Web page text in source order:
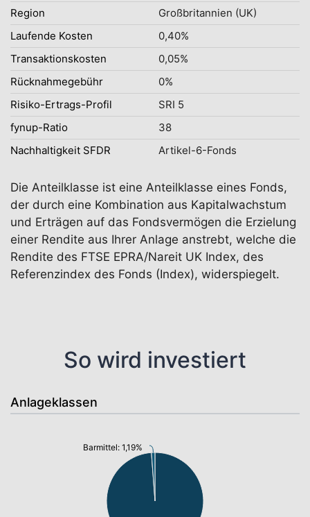
Region
Großbritannien (UK)
Laufende Kosten
0,40%
Transaktionskosten
0,05%
Rücknahmegebühr
0%
Risiko-Ertrags-Profil
SRI 5
fynup-Ratio
38
Nachhaltigkeit SFDR
Artikel-6-Fonds
Die Anteilklasse ist eine Anteilklasse eines Fonds,
der durch eine Kombination aus Kapitalwachstum
und Erträgen auf das Fondsvermögen die Erzielung
einer Rendite aus Ihrer Anlage anstrebt, welche die
Rendite des FTSE EPRA/Nareit UK Index, des
Referenzindex des Fonds (Index), widerspiegelt.
So wird investiert
Anlageklassen
Barmittel: 1,19%